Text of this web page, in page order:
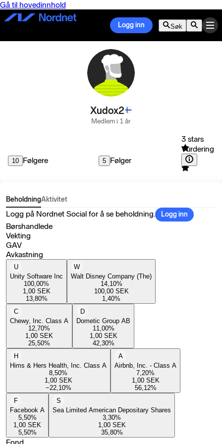
Gå til hovedinnhold
Logg inn Søk
Xudox2
Medlem i 1 år
10 Følgere 5 Følger
3 stars
Vurdering
BeholdningAktivitet
Logg på Nordnet Social for å se beholdning. Logg inn
Børshandlede
Vekting
GAV
Avkastning
U
Unity Software Inc
100,00%
1,00 SEK
13,80%
W
Walt Disney Company (The)
14,10%
100,00 SEK
1,40%
C
Chewy, Inc. Class A
12,70%
1,00 SEK
25,50%
D
Dometic Group AB
11,00%
1,00 SEK
42,30%
H
Hims & Hers Health, Inc. Class A
8,50%
1,00 SEK
−22,10%
A
Airbnb, Inc. - Class A
7,20%
1,00 SEK
56,12%
F
Facebook A
5,50%
1,00 SEK
5,50%
S
Sea Limited American Depositary Shares
3,30%
1,00 SEK
35,80%